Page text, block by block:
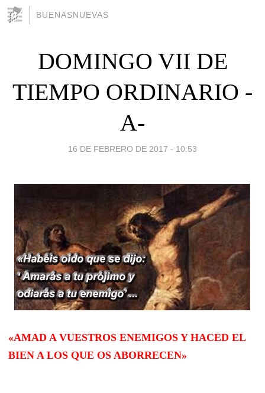
BUENASNUEVAS
DOMINGO VII DE
TIEMPO ORDINARIO -
A-
16 DE FEBRERO DE 2017 - 10:53
«AMAD A VUESTROS ENEMIGOS Y HACED EL
BIEN A LOS QUE OS ABORRECEN»